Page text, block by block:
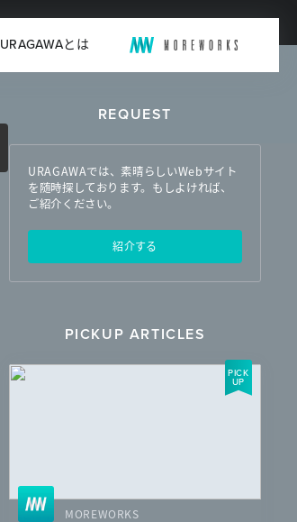
URAGAWAとは
REQUEST
URAGAWAでは、素晴らしいWebサイト
を随時探しております。もしよければ、
ご紹介ください。
紹介する
PICKUP ARTICLES
MOREWORKS